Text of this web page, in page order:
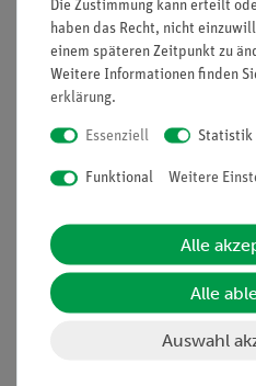
Welthandel - Interaktive
Marktwirtschaft oder
Aufgabe
Soziale Marktwirtschaft -
Planwirtschaft -
Begrenzungen der freien
Chinesische
Stärken der chinesischen
Begrenzungen der
Zukunft des globalen
Die Zustimmung kann erteilt
haben das Recht, nicht
einem späteren Zeitpunkt zu
Weitere Informationen finden
erklärung.
Essenziell Statistik
Funktional Weitere
Alle
Alle
Auswahl